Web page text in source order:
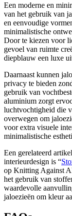
Een moderne en
van het gebruik van
en eenvoudige
minimalistische
Door te kiezen voor
gevoel van ruimte
diepblauw een luxe
Daarnaast kunnen
privacy te bieden
gebruik van
aluminium zorgt
luchtvochtigheid die
overwegen om
voor extra visuele
minimalistische
Een gerelateerd
interieurdesign is “
op Knitting Against
het gebruik van
waardevolle
jaloezieën om kleur